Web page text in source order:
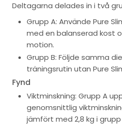
Deltagarna delades in i två
Grupp A: Använde Pure
med en balanserad kost
motion.
Grupp B: Följde samma
träningsrutin utan Pure
Fynd
Viktminskning: Grupp A
genomsnittlig
jämfört med 2,8 kg i grupp